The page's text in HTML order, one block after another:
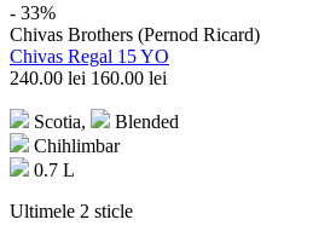
- 33%
Chivas Brothers (Pernod Ricard)
Chivas Regal 15 YO
240.00 lei 160.00 lei
Scotia,
Blended
Chihlimbar
0.7 L
Ultimele 2 sticle